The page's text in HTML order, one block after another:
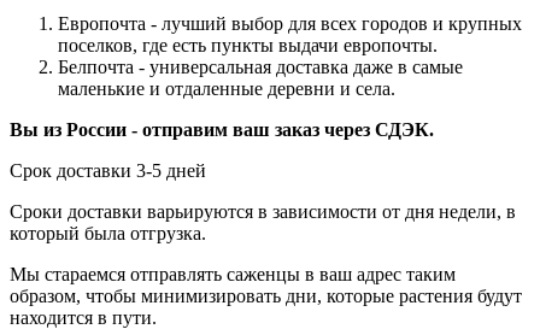
Европочта - лучший выбор для всех городов и крупных
поселков, где есть пункты выдачи европочты.
Белпочта - универсальная доставка даже в самые
маленькие и отдаленные деревни и села.
Вы из России - отправим ваш заказ через СДЭК.
Срок доставки 3-5 дней
Сроки доставки варьируются в зависимости от дня недели, в
который была отгрузка.
Мы стараемся отправлять саженцы в ваш адрес таким
образом, чтобы минимизировать дни, которые растения будут
находится в пути.